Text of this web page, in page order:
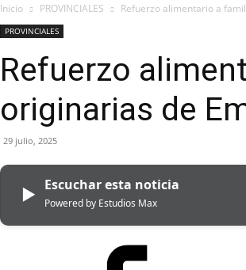
Inicio PROVINCIALES Refuerzo alimentario a
PROVINCIALES
Refuerzo
originarias de
29 julio, 2025
▶ Escuchar esta noticia
Powered by Estudios Max